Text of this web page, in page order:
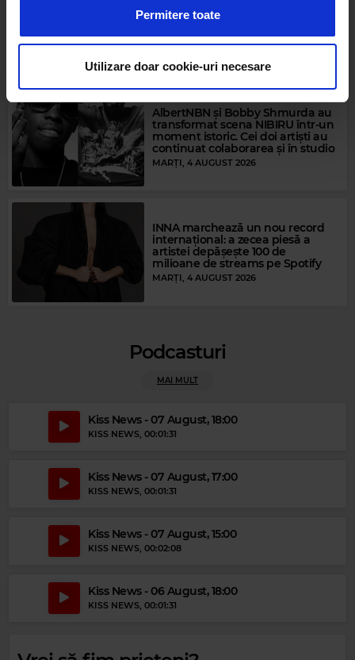
a analiza traficul. De asemenea, le oferim partenerilor de
privire la modul în care folosiți site-ul nostru. Aceștia le
pot combina cu alte informații oferite de dvs. sau culese
în urma folosirii serviciilor lor.
Permitere toate
Utilizare doar cookie-uri necesare
Magic Party Mix
MAGIC PARTY MIX– MAGIC PARTY MIX
AMAZONICS LOVIN'YOU (ASTROVOID REMIX)
SOUL II SOUL BACK TO LIFE
Kiss FM la Nibiru - Smiley și piesa
care-l reprezintă
O ZI ÎN URMĂ
AlbertNBN și Bobby Shmurda au
transformat scena NIBIRU într-un
moment istoric. Cei doi artiști au
continuat colaborarea și în studio
MARȚI, 4 AUGUST 2026
INNA marchează un nou record
internațional: a zecea piesă a
artistei depășește 100 de
milioane de streams pe Spotify
MARȚI, 4 AUGUST 2026
Podcasturi
MAI MULT
Kiss News - 07 August, 18:00
KISS NEWS, 00:01:31
Kiss News - 07 August, 17:00
KISS NEWS, 00:01:31
Kiss News - 07 August, 15:00
KISS NEWS, 00:02:08
Kiss News - 06 August, 18:00
KISS NEWS, 00:01:31